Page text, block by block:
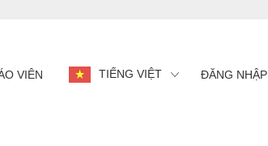
VIÊN TIẾNG VIỆT ĐĂNG NHẬP